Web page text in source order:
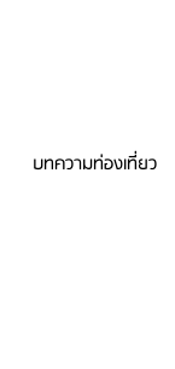
บทความท่องเที่ยว